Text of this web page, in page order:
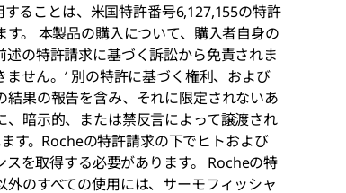
ることは、米国特許番号6,127,155の特許
。 本製品の購入について、購入者自身の
の特許請求に基づく訴訟から免責されま
せん。′ 別の特許に基づく権利、および
果の報告を含み、それに限定されないあ
暗示的、または禁反言によって譲渡され
す。Rocheの特許請求の下でヒトおよび
を取得する必要があります。 Rocheの特
のすべての使用には、サーモフィッシャ